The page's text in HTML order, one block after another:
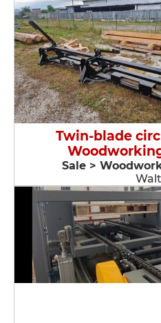
Twin-blade
Sale >